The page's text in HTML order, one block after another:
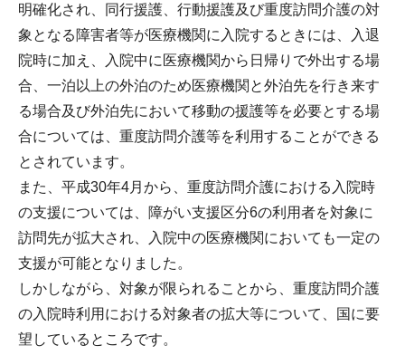
明確化され、同行援護、行動援護及び重度訪問介護の対
象となる障害者等が医療機関に入院するときには、入退
院時に加え、入院中に医療機関から日帰りで外出する場
合、一泊以上の外泊のため医療機関と外泊先を行き来す
る場合及び外泊先において移動の援護等を必要とする場
合については、重度訪問介護等を利用することができる
とされています。
また、平成30年4月から、重度訪問介護における入院時
の支援については、障がい支援区分6の利用者を対象に
訪問先が拡大され、入院中の医療機関においても一定の
支援が可能となりました。
しかしながら、対象が限られることから、重度訪問介護
の入院時利用における対象者の拡大等について、国に要
望しているところです。